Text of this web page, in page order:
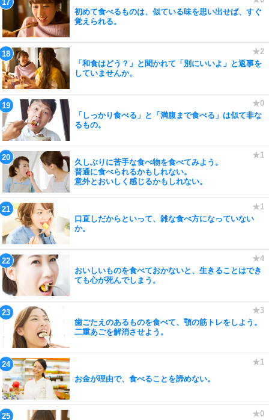
初めて食べるものは、似ている味を思い出せば、すぐ
覚えられる。
「和食はどう？」と聞かれて「別にいいよ」と返事を
していませんか。
「しっかり食べる」と「満腹まで食べる」は似て非な
るもの。
久しぶりに苦手な食べ物を食べてみよう。
普通に食べられるかもしれない。
意外とおいしく感じるかもしれない。
口直しだからといって、雑な食べ方になっていない
か。
おいしいものを食べておかないと、生きることはでき
ても心が死んでしまう。
歯ごたえのあるものを食べて、顎の筋トレをしよう。
二重あごを解消させよう。
お金が理由で、食べることを諦めない。